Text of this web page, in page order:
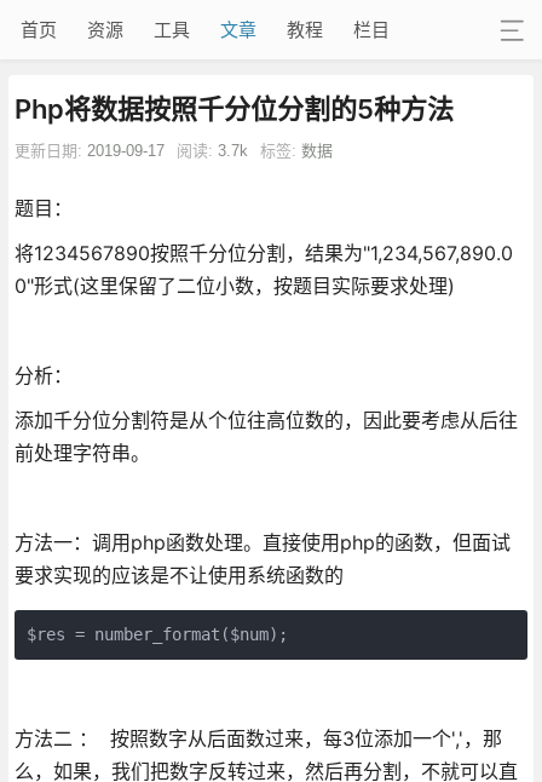
首页 资源 工具 文章 教程 栏目
Php将数据按照千分位分割的5种方法
更新日期: 2019-09-17 阅读: 3.7k 标签: 数据
题目：
将1234567890按照千分位分割，结果为"1,234,567,890.0
0"形式(这里保留了二位小数，按题目实际要求处理)
分析：
添加千分位分割符是从个位往高位数的，因此要考虑从后往
前处理字符串。
方法一：调用php函数处理。直接使用php的函数，但面试
要求实现的应该是不让使用系统函数的
$res = number_format($num);
方法二 ： 按照数字从后面数过来，每3位添加一个','，那
么，如果，我们把数字反转过来，然后再分割，不就可以直